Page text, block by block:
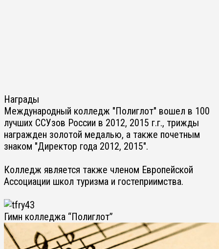
Награды
Международный колледж "Полиглот" вошел в 100
лучших ССУзов России в 2012, 2015 г.г., трижды
награжден золотой медалью, а также почетным
знаком "Директор года 2012, 2015".
Колледж является также членом Европейской
Ассоциации школ туризма и гостеприимства.
Гимн колледжа “Полиглот”